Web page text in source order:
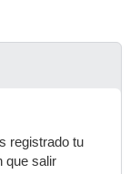
registrado tu
que salir